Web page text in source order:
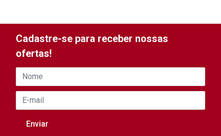
Cadastre-se para receber nossas
ofertas!